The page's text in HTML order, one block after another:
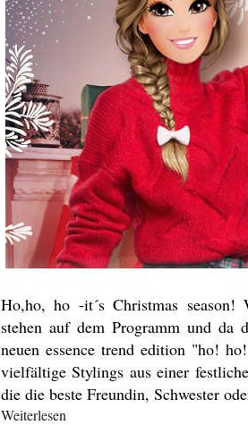
Ho,ho, ho -it´s Christmas season!
stehen auf dem Programm und
neuen essence trend edition "ho!
vielfältige Stylings aus einer
die die beste Freundin, Schwester
Weiterlesen